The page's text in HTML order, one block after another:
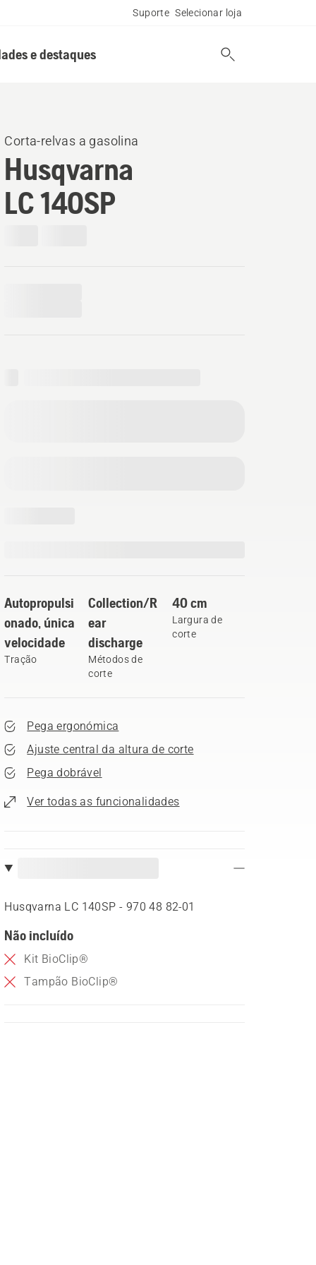
Suporte Selecionar loja
e destaques
Corta-relvas a gasolina
Husqvarna
LC 140SP
Autopropulsi
onado, única
velocidade
Tração
Collection/R
ear
discharge
Métodos de
corte
40 cm
Largura de
corte
Pega ergonómica
Ajuste central da altura de corte
Pega dobrável
Ver todas as funcionalidades
Husqvarna LC 140SP - 970 48 82‑01
Não incluído
Kit BioClip®
Tampão BioClip®